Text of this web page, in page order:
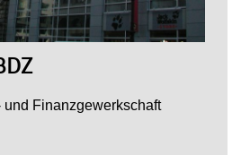
Finanzgewerkschaft